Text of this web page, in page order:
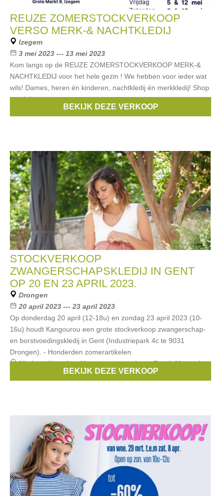
REUZE ZOMERSTOCKVERKOOP
VERSO MERK-& NACHTKLEDIJ
Izegem
3 mei 2023 --- 13 mei 2023
Kom langs op de REUZE ZOMERSTOCKVERKOOP MERK-&
NACHTKLEDIJ voor het hele gezin ! We hebben voor ieder wat
wils! Dames, heren én kinderen, nachtkledij én merkkledij! Shop
prachtige
Esprit,Noppies,Blue Bay,Vingino
BEKIJK DEZE VERKOOP
STOCKVERKOOP
ZWANGERSCHAPSKLEDIJ IN GENT
OP 20 EN 23 APRIL 2023.
Drongen
20 april 2023 --- 23 april 2023
Op donderdag 20 april (12-18u) en zondag 23 april 2023 (10-
16u) houdt Kangourou een grote stockverkoop zwangerschap-
en borstvoedingskledij in Gent (Industriepark 4c te 9031
Drongen). - Honderden zomerartikelen
Merken:Noppies,Un ventre pour deux,Esprit Maternity,
Pietro Brunelli, ...
BEKIJK DEZE VERKOOP